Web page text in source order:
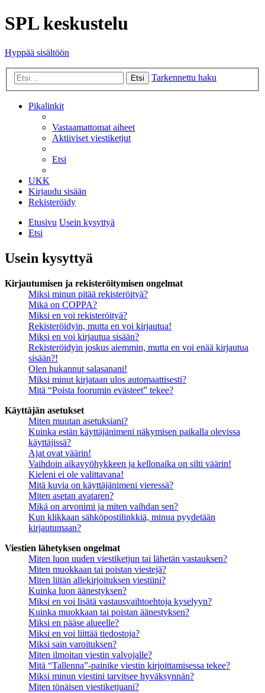
SPL keskustelu
Hyppää sisältöön
Etsi Tarkennettu haku
Pikalinkit
Vastaamattomat aiheet
Aktiiviset viestiketjut
Etsi
UKK
Kirjaudu sisään
Rekisteröidy
Etusivu Usein kysyttyä
Etsi
Usein kysyttyä
Kirjautumisen ja rekisteröitymisen ongelmat
Miksi minun pitää rekisteröityä?
Mikä on COPPA?
Miksi en voi rekisteröityä?
Rekisteröidyin, mutta en voi kirjautua!
Miksi en voi kirjautua sisään?
Rekisteröidyin joskus aiemmin, mutta en voi enää kirjautua
sisään?!
Olen hukannut salasanani!
Miksi minut kirjataan ulos automaattisesti?
Mitä “Poista foorumin evästeet” tekee?
Käyttäjän asetukset
Miten muutan asetuksiani?
Kuinka estän käyttäjänimeni näkymisen paikalla olevissa
käyttäjissä?
Ajat ovat väärin!
Vaihdoin aikavyöhykkeen ja kellonaika on silti väärin!
Kieleni ei ole valittavana!
Mitä kuvia on käyttäjänimeni vieressä?
Miten asetan avataren?
Mikä on arvonimi ja miten vaihdan sen?
Kun klikkaan sähköpostilinkkiä, minua pyydetään
kirjautumaan?
Viestien lähetyksen ongelmat
Miten luon uuden viestiketjun tai lähetän vastauksen?
Miten muokkaan tai poistan viestejä?
Miten liitän allekirjoituksen viestiini?
Kuinka luon äänestyksen?
Miksi en voi lisätä vastausvaihtoehtoja kyselyyn?
Kuinka muokkaan tai poistan äänestyksen?
Miksi en pääse alueelle?
Miksi en voi liittää tiedostoja?
Miksi sain varoituksen?
Miten ilmoitan viestin valvojalle?
Mitä “Tallenna”-painike viestin kirjoittamisessa tekee?
Miksi minun viestini tarvitsee hyväksynnän?
Miten tönäisen viestiketjuani?